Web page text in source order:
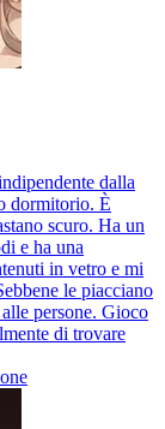
dalla
dormitorio. È
scuro. Ha un
e ha una
in vetro e mi
le piacciano
persone. Gioco
di trovare